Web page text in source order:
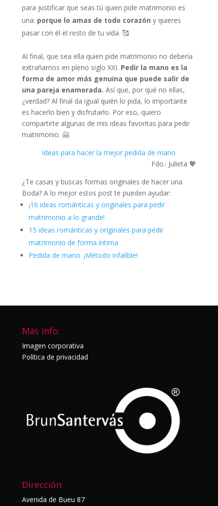
para justificar que seas tú quien pide matrimonio es
una: porque lo amas de todo corazón y quieres
pasar con él el resto de tu vida. 🥰
Al final, que sea ella quien pide matrimonio no debería
extrañarnos en pleno siglo XXI. Pedir la mano es la
forma de amor más genuina que puede salir de
una pareja enamorada. Así que, por qué no ellas,
¿verdad? Al final da igual quién lo pida, lo importante
es hacerlo bien y disfrutarlo. Por eso, quiero
compartirte algunas de mis ideas favoritas para pedir
matrimonio. 🤗
Ideas para hacer la mejor pedida de mano
Fdo.: Julieta 💖
¿Te casas y buscas formas originales de hacer una
Boda? A lo mejor estos post te pueden ayudar:
¡16 ideas románticas y originales para pedir
matrimonio a lo grande!
15 ideas románticas y originales para pedir
matrimonio de forma íntima
Pedida de mano. ¡Método infalible!
Más info:
Imagen corporativa
Política de privacidad
Dirección:
Avenida de Bueu 87